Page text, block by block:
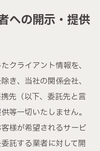
への開示・提供
クライアント情報を、
き、当社の関係会社、
先（以下、委託先と言
等一切いたしません。
様が希望されるサービ
託する業者に対して開